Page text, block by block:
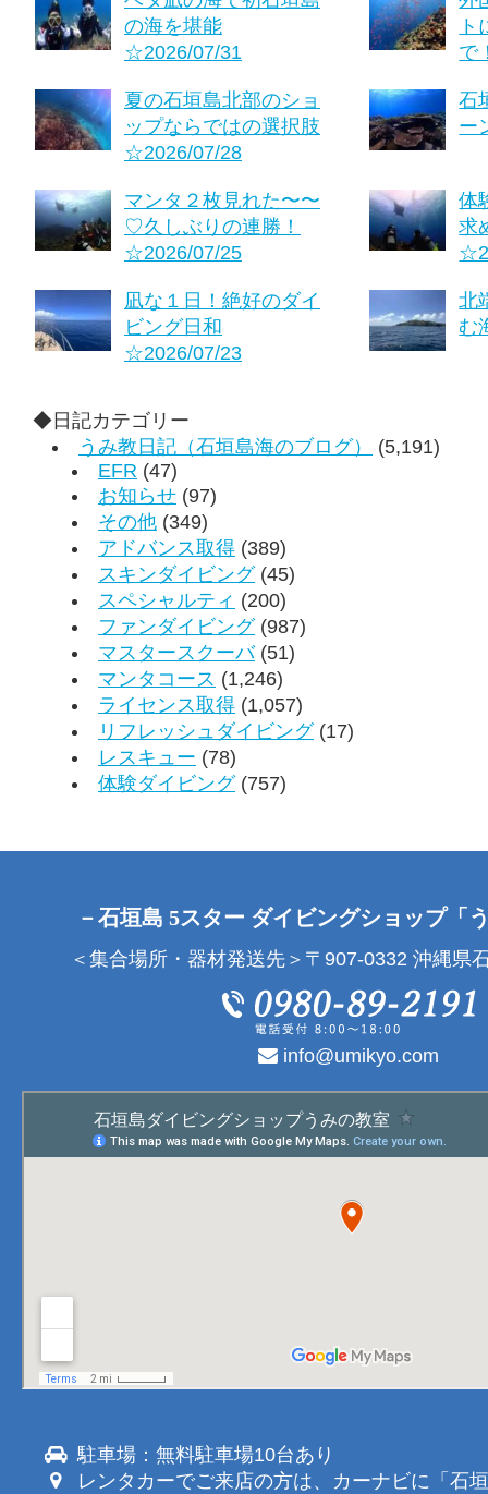
の海を堪能
☆2026/07/31
で
夏の石垣島北部のショ
ップならではの選択肢
☆2026/07/28
石
ー
マンタ２枚見れた〜〜
♡久しぶりの連勝！
☆2026/07/25
体
求
凪な１日！絶好のダイ
ビング日和
☆2026/07/23
北
む
◆日記カテゴリー
うみ教日記（石垣島海のブログ）
(5,191)
EFR (47)
お知らせ (97)
その他 (349)
アドバンス取得 (389)
スキンダイビング(45)
スペシャルティ (200)
ファンダイビング(987)
マスタースクーバ(51)
マンタコース (1,246)
ライセンス取得 (1,057)
リフレッシュダイビング(17)
レスキュー (78)
体験ダイビング(757)
－石垣島 5スター ダイビングショップ「
＜集合場所・器材発送先＞〒907-0332 沖縄県
info@umikyo.com
駐車場：無料駐車場10台あり
レンタカーでご来店の方は、カーナビに「石